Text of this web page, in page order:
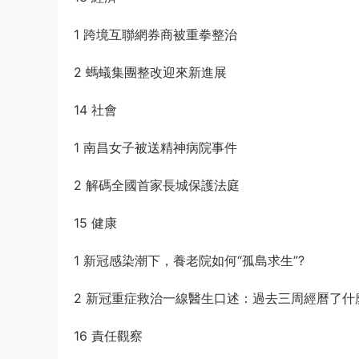
1 跨境互聯網券商被重拳整治
2 螞蟻集團整改迎來新進展
14 社會
1 南昌女子被送精神病院事件
2 解碼全國首家長城保護法庭
15 健康
1 新冠感染潮下，養老院如何“孤島求生”?
2 新冠重症救治一線醫生口述：過去三周經曆了什
16 責任觀察